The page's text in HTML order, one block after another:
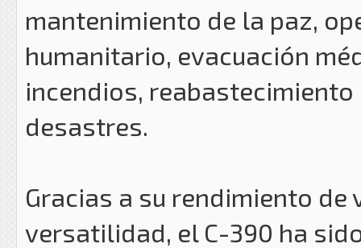
mantenimiento de la paz,
humanitario, evacuación
incendios,
desastres.
Gracias a su rendimiento
versatilidad, el C-390 ha